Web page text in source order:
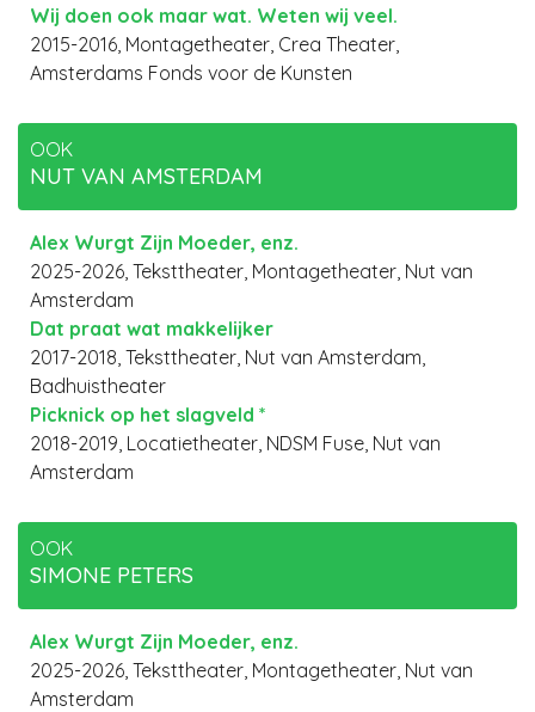
Wij doen ook maar wat. Weten wij veel.
2015-2016, Montagetheater, Crea Theater,
Amsterdams Fonds voor de Kunsten
OOK
NUT VAN AMSTERDAM
Alex Wurgt Zijn Moeder, enz.
2025-2026, Teksttheater, Montagetheater, Nut van
Amsterdam
Dat praat wat makkelijker
2017-2018, Teksttheater, Nut van Amsterdam,
Badhuistheater
Picknick op het slagveld *
2018-2019, Locatietheater, NDSM Fuse, Nut van
Amsterdam
OOK
SIMONE PETERS
Alex Wurgt Zijn Moeder, enz.
2025-2026, Teksttheater, Montagetheater, Nut van
Amsterdam